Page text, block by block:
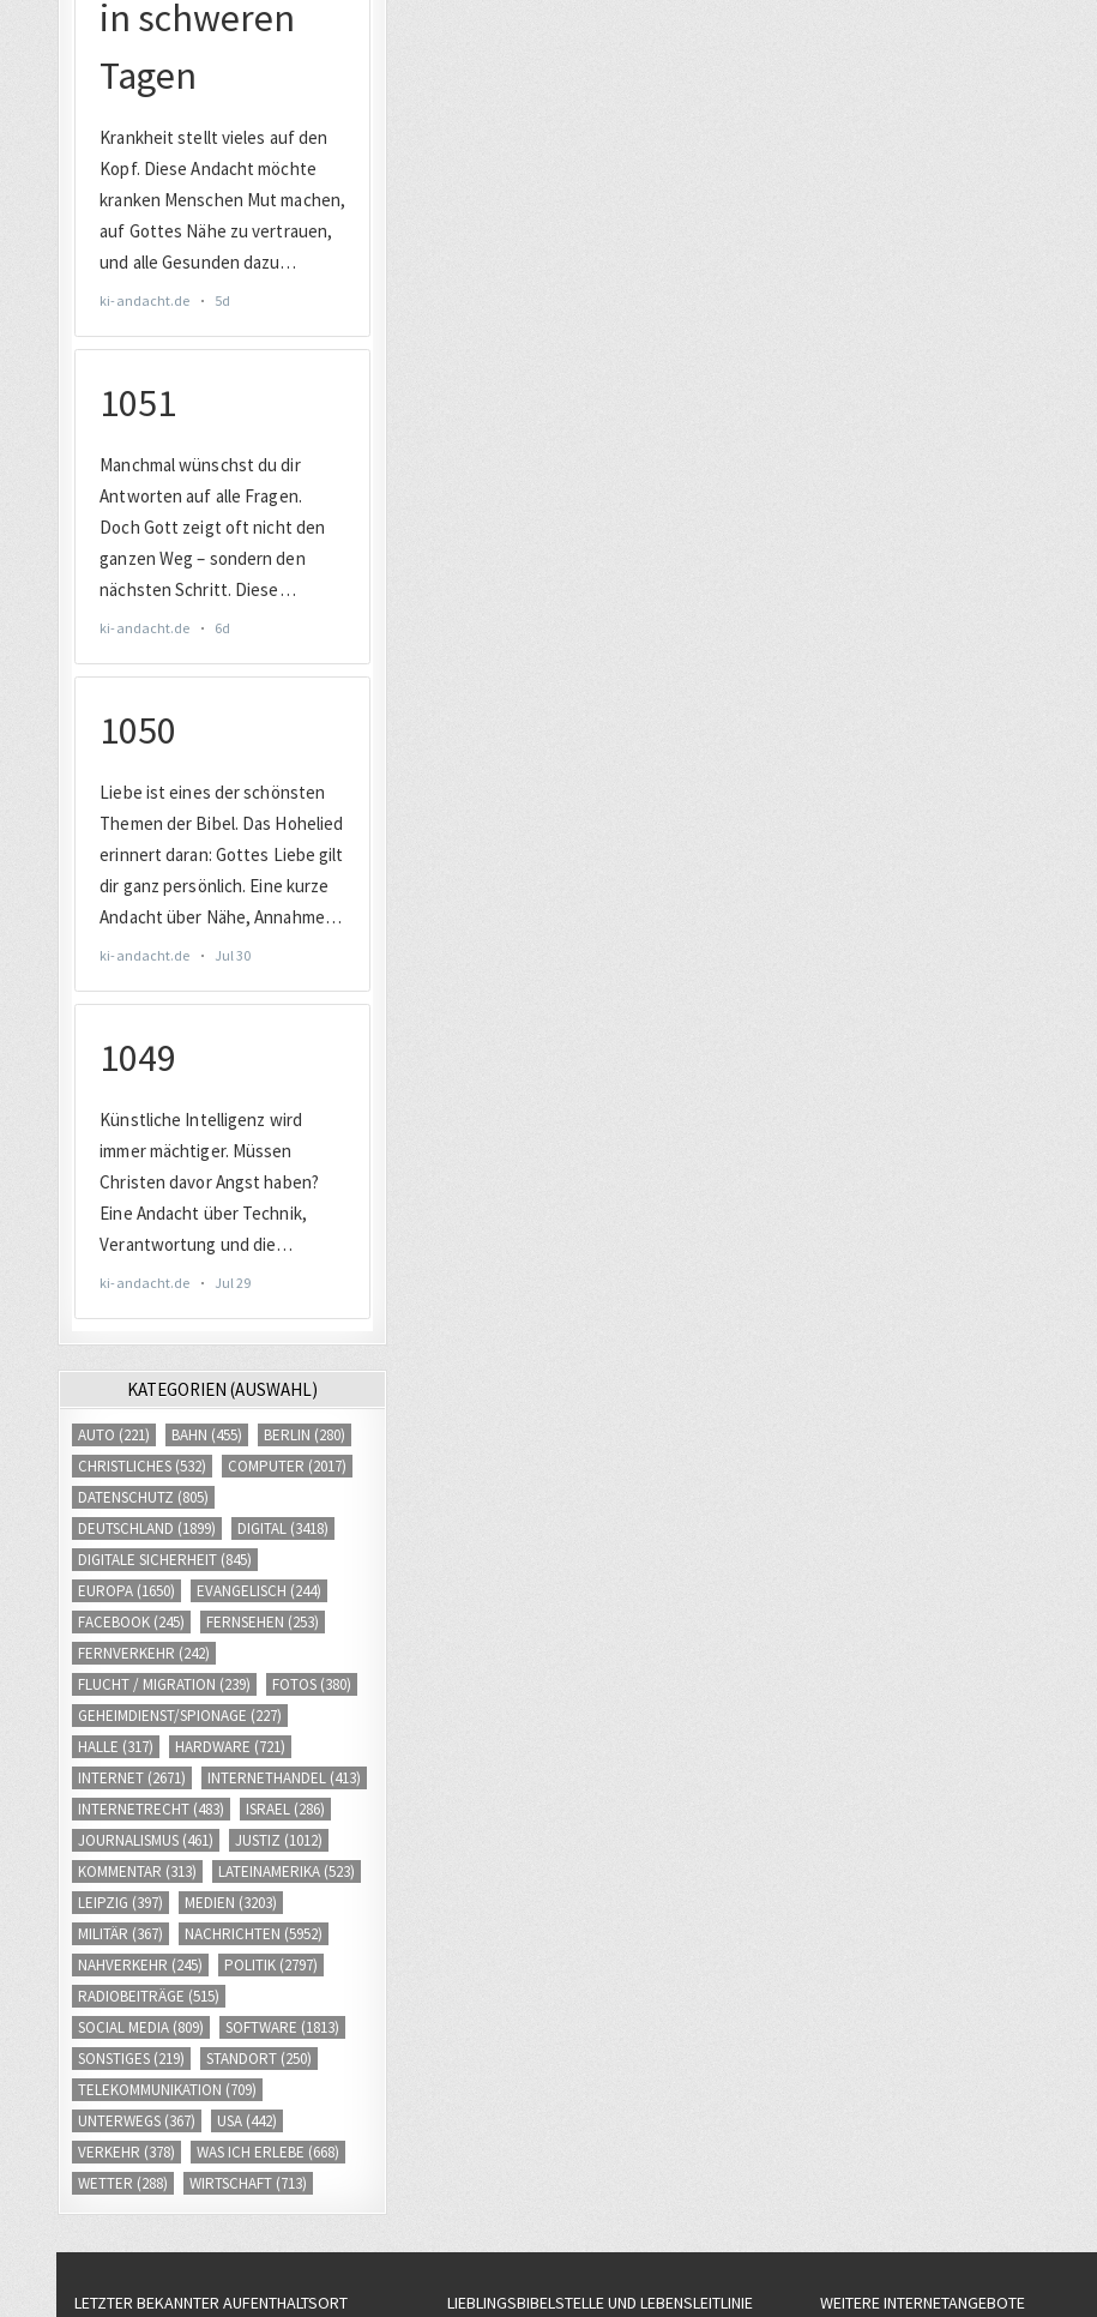
KATEGORIEN (AUSWAHL)
AUTO (221) BAHN (455) BERLIN (280)
CHRISTLICHES (532) COMPUTER (2017)
DATENSCHUTZ (805)
DEUTSCHLAND (1899) DIGITAL (3418)
DIGITALE SICHERHEIT (845)
EUROPA (1650) EVANGELISCH (244)
FACEBOOK (245) FERNSEHEN (253)
FERNVERKEHR (242)
FLUCHT / MIGRATION (239) FOTOS (380)
GEHEIMDIENST/SPIONAGE (227)
HALLE (317) HARDWARE (721)
INTERNET (2671) INTERNETHANDEL (413)
INTERNETRECHT (483) ISRAEL (286)
JOURNALISMUS (461) JUSTIZ (1012)
KOMMENTAR (313) LATEINAMERIKA (523)
LEIPZIG (397) MEDIEN (3203)
MILITÄR (367) NACHRICHTEN (5952)
NAHVERKEHR (245) POLITIK (2797)
RADIOBEITRÄGE (515)
SOCIAL MEDIA (809) SOFTWARE (1813)
SONSTIGES (219) STANDORT (250)
TELEKOMMUNIKATION (709)
UNTERWEGS (367) USA (442)
VERKEHR (378) WAS ICH ERLEBE (668)
WETTER (288) WIRTSCHAFT (713)
LETZTER BEKANNTER AUFENTHALTSORT LIEBLINGSBIBELSTELLE UND LEBENSLEITLINIE WEITERE INTERNETANGEBOTE